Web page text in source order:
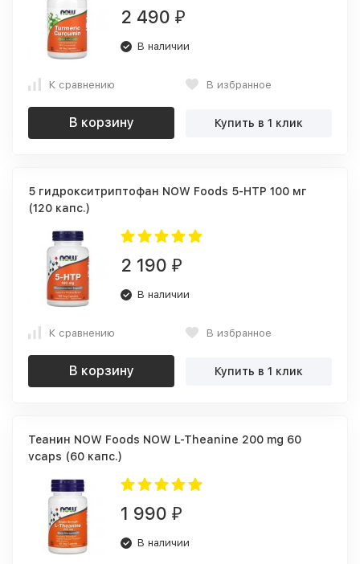
2 490 ₽
В наличии
К сравнению В избранное
В корзину Купить в 1 клик
5 гидрокситриптофан NOW Foods 5-HTP 100 мг
(120 капс.)
2 190 ₽
В наличии
К сравнению В избранное
В корзину Купить в 1 клик
Теанин NOW Foods NOW L-Theanine 200 mg 60
vcaps (60 капс.)
1 990 ₽
В наличии